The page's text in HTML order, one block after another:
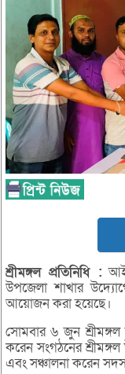
শ্রীমঙ্গলপ্রতিনিধি :
উপজেলা শাখার
আয়োজন করা হয়েছে।
সোমবার ৬ জুন শ্রীমঙ্গল
করেন সংগঠনের
এবং সঞ্চালনা করেন